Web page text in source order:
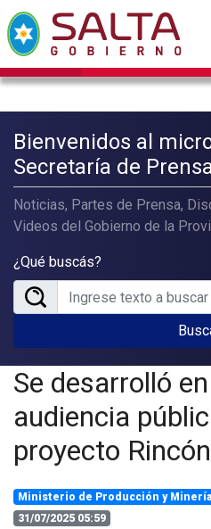
Bienvenidos al
Secretaría de
Noticias, Partes de Prensa,
Videos del Gobierno de la
¿Qué buscás?
Se desarrolló
audiencia
proyecto
Ministerio de Producción y Minería
31/07/2025 05:59